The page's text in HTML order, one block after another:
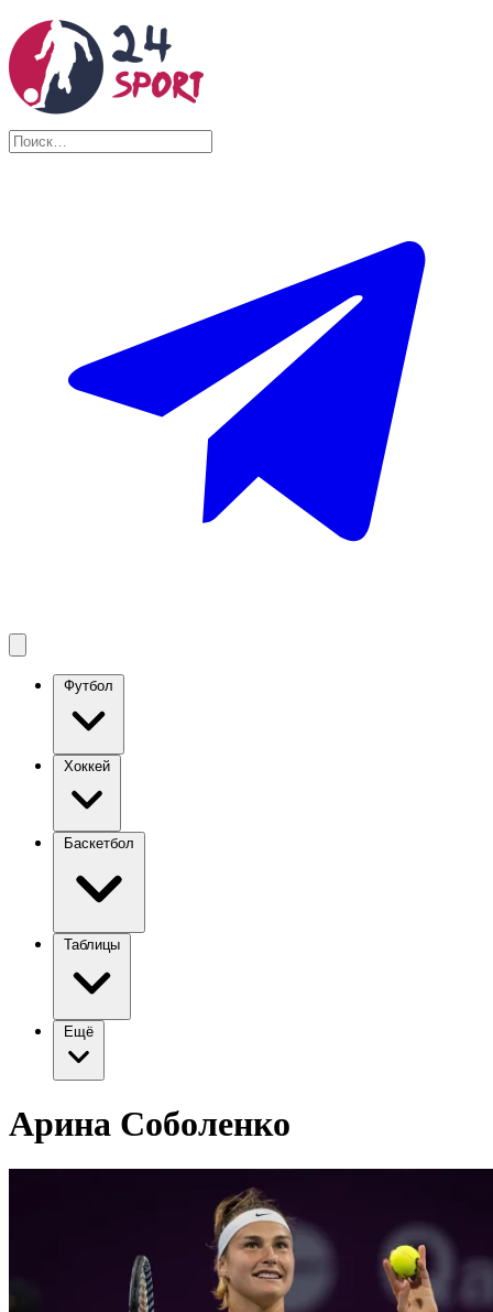
Футбол
Хоккей
Баскетбол
Таблицы
Ещё
Арина Соболенко